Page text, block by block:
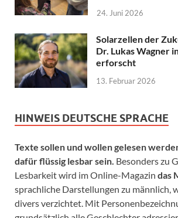
24. Juni 2026
Solarzellen der
Dr. Lukas Wagner
erforscht
13. Februar 2026
HINWEIS DEUTSCHE SPRACHE
Texte sollen und wollen gelesen
dafür flüssig lesbar sein. Besonders zu
Lesbarkeit wird im Online-Magazin das
sprachliche Darstellungen zu männlich,
divers verzichtet. Mit